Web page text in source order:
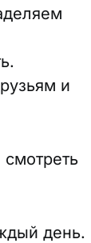
и
день.